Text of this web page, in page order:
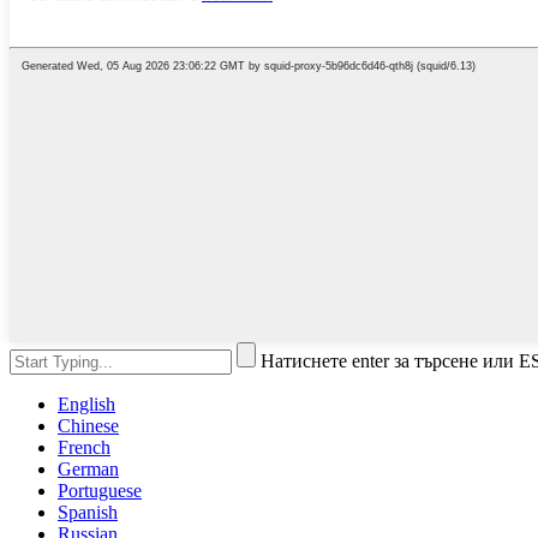
Натиснете enter за търсене или
English
Chinese
French
German
Portuguese
Spanish